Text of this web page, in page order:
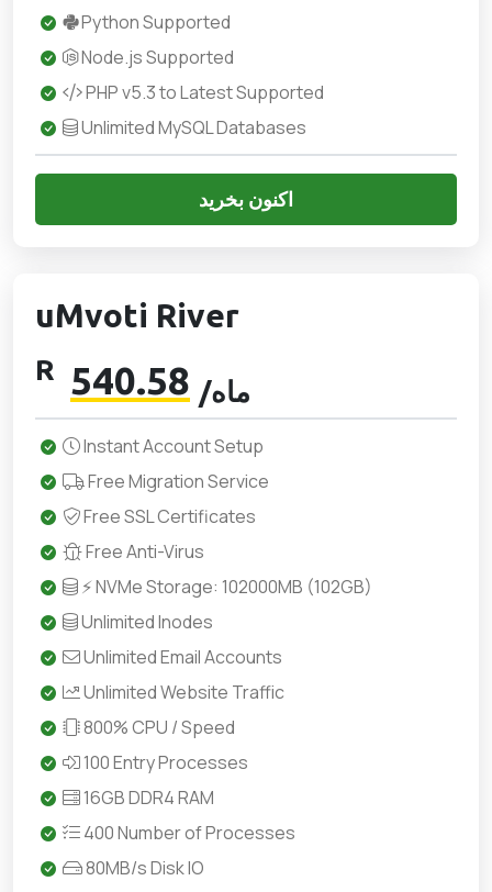
Python Supported
Node.js Supported
PHP v5.3 to Latest Supported
Unlimited MySQL Databases
اکنون بخرید
uMvoti River
R 540.58 /ماه
Instant Account Setup
Free Migration Service
Free SSL Certificates
Free Anti-Virus
⚡ NVMe Storage: 102000MB (102GB)
Unlimited Inodes
Unlimited Email Accounts
Unlimited Website Traffic
800% CPU / Speed
100 Entry Processes
16GB DDR4 RAM
400 Number of Processes
80MB/s Disk IO